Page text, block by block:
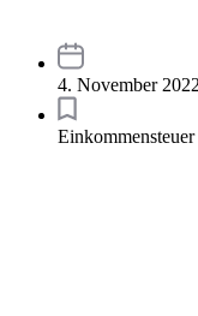
4. November 2022
Einkommensteuer